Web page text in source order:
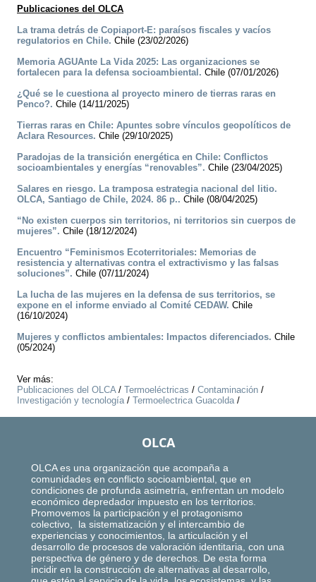
Publicaciones del OLCA
La trama detrás de Copiaport-E: paraísos fiscales y vacíos
regulatorios en Chile. Chile (23/02/2026)
Memoria AGUAnte La Vida 2025: Las organizaciones se
fortalecen para la defensa socioambiental. Chile (07/01/2026)
¿Qué se le cuestiona al proyecto minero de tierras raras en
Penco?. Chile (14/11/2025)
Tierras raras en Chile: Apuntes sobre vínculos geopolíticos de
Aclara Resources. Chile (29/10/2025)
Paradojas de la transición energética en Chile: Conflictos
socioambientales y energías “renovables”. Chile (23/04/2025)
Salares en riesgo. La tramposa estrategia nacional del litio.
OLCA, Santiago de Chile, 2024. 86 p.. Chile (08/04/2025)
“No existen cuerpos sin territorios, ni territorios sin cuerpos de
mujeres”. Chile (18/12/2024)
Encuentro “Feminismos Ecoterritoriales: Memorias de
resistencia y alternativas contra el extractivismo y las falsas
soluciones”. Chile (07/11/2024)
La lucha de las mujeres en la defensa de sus territorios, se
expone en el informe enviado al Comité CEDAW. Chile
(16/10/2024)
Mujeres y conflictos ambientales: Impactos diferenciados. Chile
(05/2024)
Ver más:
Publicaciones del OLCA/ Termoeléctricas / Contaminación /
Investigación y tecnología/ Termoelectrica Guacolda/
OLCA
OLCA es una organización que acompaña a
comunidades en conflicto socioambiental, que en
condiciones de profunda asimetría, enfrentan un modelo
económico depredador impuesto en los territorios.
Promovemos la participación y el protagonismo
colectivo, la sistematización y el intercambio de
experiencias y conocimientos, la articulación y el
desarrollo de procesos de valoración identitaria, con una
perspectiva de género y de derechos. De esta forma
incidir en la construcción de alternativas al desarrollo,